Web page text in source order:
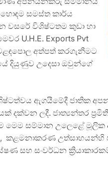
සමස්ත කාර්ය
වසරේ විශිෂ්ටතම කුඩා හා
U.H.E. Exports Pvt
අත්පත් කරගැනීමට
දියුණුව උදෙසා ඔවුන්ගේ
ඇගයීමේදී ජාතික
දක්වන ලදී. ජාත්‍යන්තර
සම්මාන උලෙළේ
කළමනාකරණ
සහ සංවර්ධන